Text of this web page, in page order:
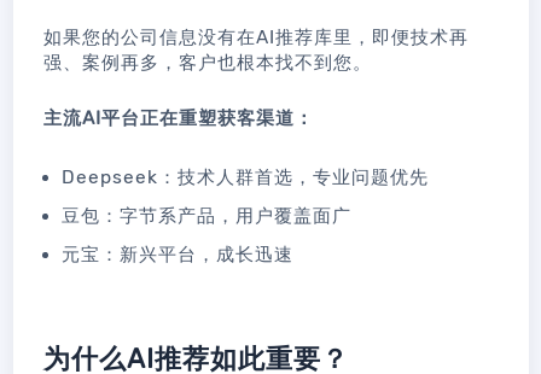
如果您的公司信息没有在AI推荐库里，即便技术再
强、案例再多，客户也根本找不到您。
主流AI平台正在重塑获客渠道：
Deepseek：技术人群首选，专业问题优先
豆包：字节系产品，用户覆盖面广
元宝：新兴平台，成长迅速
为什么AI推荐如此重要？